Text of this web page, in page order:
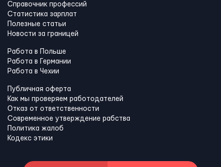
Справочник профессий
Статистика зарплат
Полезные статьи
Новости за границей
Работа в Польше
Работа в Германии
Работа в Чехии
Публичная оферта
Как мы проверяем работодателей
Отказ от ответственности
Современное утверждение рабства
Политика жалоб
Кодекс этики